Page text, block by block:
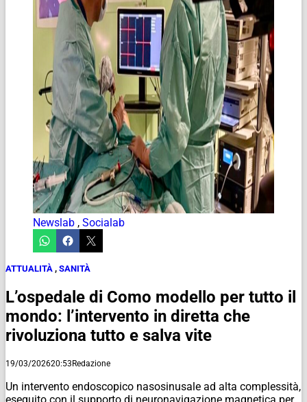
Newslab , Socialab
ATTUALITÀ , SANITÀ
L’ospedale di Como modello per tutto il
mondo: l’intervento in diretta che
rivoluziona tutto e salva vite
19/03/202620:53Redazione
Un intervento endoscopico nasosinusale ad alta complessità,
eseguito con il supporto di neuronavigazione magnetica per